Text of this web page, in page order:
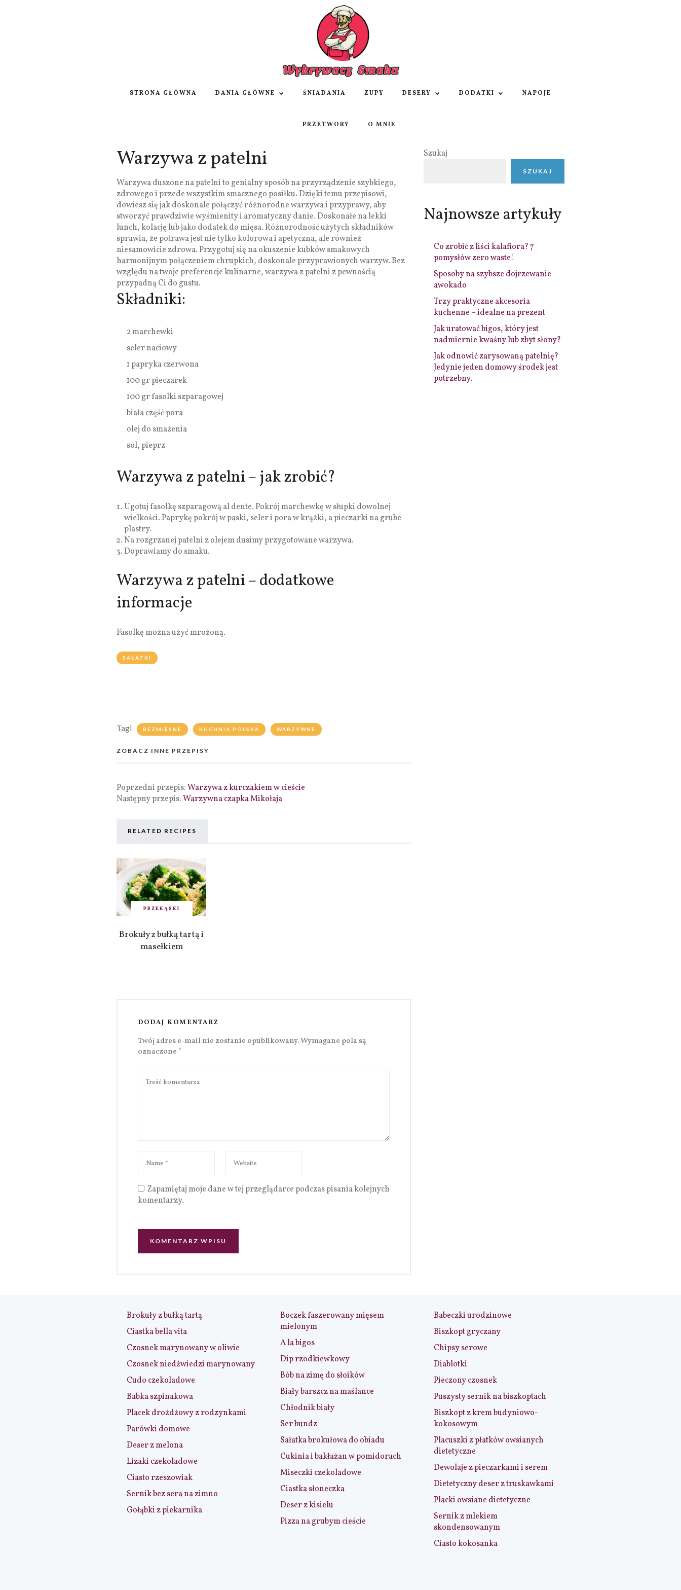
STRONA GŁÓWNA DANIA GŁÓWNE ŚNIADANIA ZUPY DESERY DODATKI NAPOJE
PRZETWORY O MNIE
Warzywa z patelni
Warzywa duszone na patelni to genialny sposób na przyrządzenie szybkiego,
zdrowego i przede wszystkim smacznego posiłku. Dzięki temu przepisowi,
dowiesz się jak doskonale połączyć różnorodne warzywa i przyprawy, aby
stworzyć prawdziwie wyśmienity i aromatyczny danie. Doskonałe na lekki
lunch, kolację lub jako dodatek do mięsa. Różnorodność użytych składników
sprawia, że potrawa jest nie tylko kolorowa i apetyczna, ale również
niesamowicie zdrowa. Przygotuj się na okuszenie kubków smakowych
harmonijnym połączeniem chrupkich, doskonale przyprawionych warzyw. Bez
względu na twoje preferencje kulinarne, warzywa z patelni z pewnością
przypadną Ci do gustu.
Składniki:
2 marchewki
seler naciowy
1 papryka czerwona
100 gr pieczarek
100 gr fasolki szparagowej
biała część pora
olej do smażenia
sol, pieprz
Warzywa z patelni – jak zrobić?
Ugotuj fasolkę szparagową al dente. Pokrój marchewkę w słupki dowolnej
wielkości. Paprykę pokrój w paski, seler i pora w krążki, a pieczarki na grube
plastry.
Na rozgrzanej patelni z olejem dusimy przygotowane warzywa.
Doprawiamy do smaku.
Warzywa z patelni – dodatkowe
informacje
Fasolkę można użyć mrożoną.
SAŁATKI
Tagi BEZMIĘSNE KUCHNIA POLSKA WARZYWNE
ZOBACZ INNE PRZEPISY
Poprzedni przepis:Warzywa z kurczakiem w cieście
Następny przepis:Warzywna czapka Mikołaja
RELATED RECIPES
PRZEKĄSKI
Brokuły z bułką tartą i
masełkiem
DODAJ KOMENTARZ
Twój adres e-mail nie zostanie opublikowany.Wymagane pola są
oznaczone *
Zapamiętaj moje dane w tej przeglądarce podczas pisania kolejnych
komentarzy.
Szukaj
SZUKAJ
Najnowsze artykuły
Co zrobić z liści kalafiora? 7
pomysłów zero waste!
Sposoby na szybsze dojrzewanie
awokado
Trzy praktyczne akcesoria
kuchenne – idealne na prezent
Jak uratować bigos, który jest
nadmiernie kwaśny lub zbyt słony?
Jak odnowić zarysowaną patelnię?
Jedynie jeden domowy środek jest
potrzebny.
Brokuły z bułką tartą
Ciastka bella vita
Czosnek marynowany w oliwie
Czosnek niedźwiedzi marynowany
Cudo czekoladowe
Babka szpinakowa
Placek drożdżowy z rodzynkami
Parówki domowe
Deser z melona
Lizaki czekoladowe
Ciasto rzeszowiak
Sernik bez sera na zimno
Gołąbki z piekarnika
Boczek faszerowany mięsem
mielonym
A la bigos
Dip rzodkiewkowy
Bób na zimę do słoików
Biały barszcz na maślance
Chłodnik biały
Ser bundz
Sałatka brokułowa do obiadu
Cukinia i bakłażan w pomidorach
Miseczki czekoladowe
Ciastka słoneczka
Deser z kisielu
Pizza na grubym cieście
Babeczki urodzinowe
Biszkopt gryczany
Chipsy serowe
Diablotki
Pieczony czosnek
Puszysty sernik na biszkoptach
Biszkopt z krem budyniowo-
kokosowym
Placuszki z płatków owsianych
dietetyczne
Dewolaje z pieczarkami i serem
Dietetyczny deser z truskawkami
Placki owsiane dietetyczne
Sernik z mlekiem
skondensowanym
Ciasto kokosanka